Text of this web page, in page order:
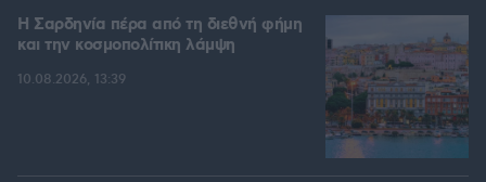
Η Σαρδηνία πέρα από τη διεθνή φήμη
και την κοσμοπολίτικη λάμψη
10.08.2026, 13:39